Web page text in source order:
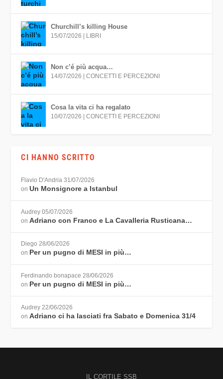
Churchill’s killing House
15/07/2026 LIBRI
Non c’é più acqua…
14/07/2026 |CONCETTI E PERCEZIONI
Cosa la vita ci ha regalato
10/07/2026 |CONCETTI E PERCEZIONI
CI HANNO SCRITTO
Flavio D'Andria 31/07/2026
onUn Monsignore a Istanbul
Audrey 05/07/2026
onAdriano con Franco e La Cavalleria Rusticana…
Diego 28/06/2026
on Per un pugno di MESI in più…
Ferdinando bonapace 28/06/2026
on Per un pugno di MESI in più…
Audrey 22/06/2026
onAdriano ci ha lasciati fra Sabato e Domenica 31/4
IL CORTILE SSB